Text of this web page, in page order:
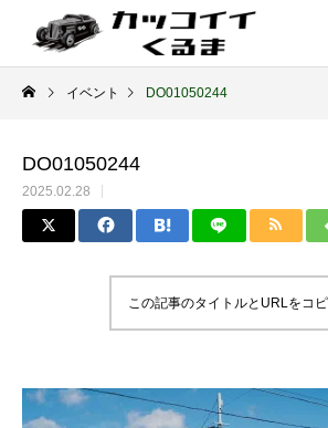
イベント DO01050244
DO01050244
2025.02.28
この記事のタイトルとURLをコ